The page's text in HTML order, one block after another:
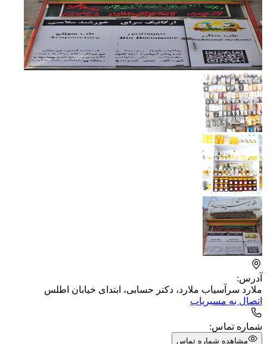
آدرس:
ملارد سرآسیاب ملارد، دکتر حسابی، ​ابتدای خیابان اطلس
اتصال به مسیریاب
شماره تماس:
مشاهده شماره تماس